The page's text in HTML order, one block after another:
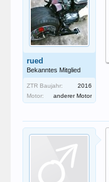
rued
Bekanntes Mitglied
ZTR Baujahr:
2016
Motor:
anderer Motor